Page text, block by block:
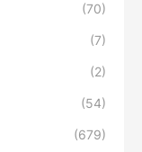
(70)
(7)
(2)
(54)
(679)